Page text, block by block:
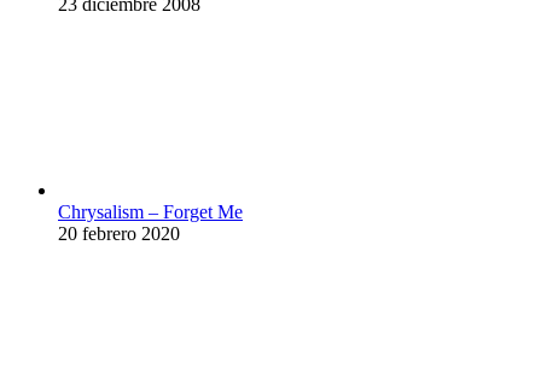
Chrysalism – Forget Me
20 febrero 2020